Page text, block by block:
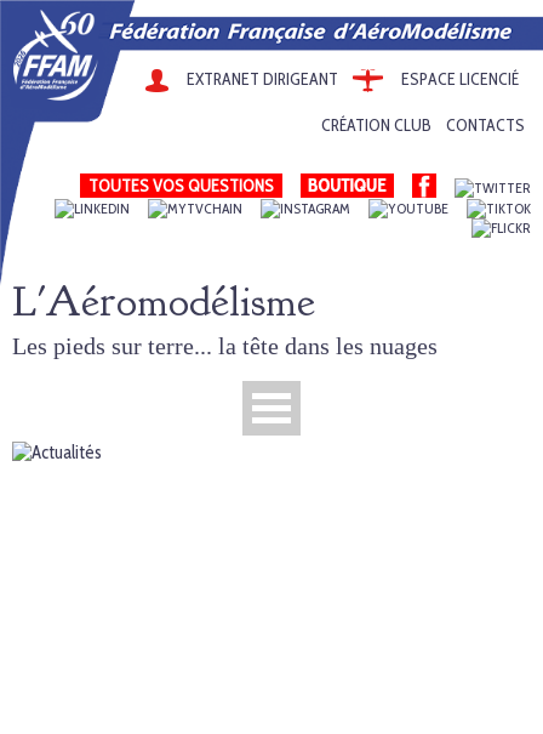
EXTRANET DIRIGEANT ESPACE LICENCIÉ
CRÉATION CLUB CONTACTS
TOUTES VOS QUESTIONS
L'Aéromodélisme
Les pieds sur terre... la tête dans les nuages